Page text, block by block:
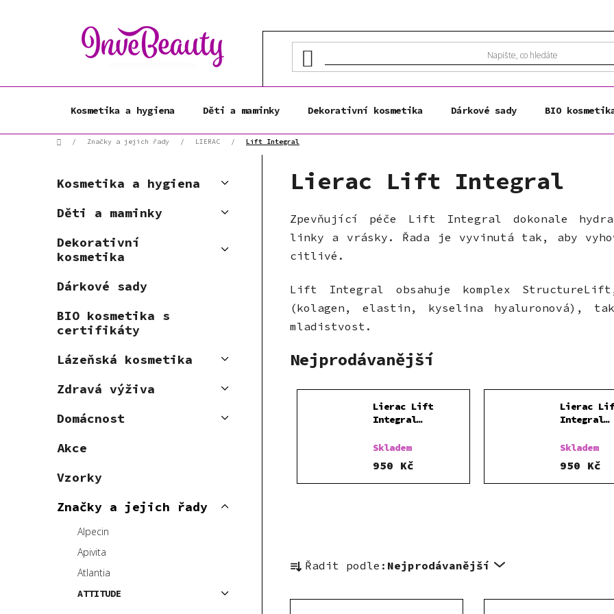
Kosmetika a hygiena Děti a maminky Dekorativní kosmetika Dárkové sady BIO
Domů/ Značky a jejich řady / LIERAC / Lift Integral
o
t
r
a
n
p
a
n
l
Přeskočit
kategorie
K
a
t
e
g
o
r
i
e
Kosmetika a hygiena
Děti a maminky
Dekorativní
kosmetika
Dárkové sady
BIO kosmetika s
certifikáty
Lázeňská kosmetika
Zdravá výživa
Domácnost
Akce
Vzorky
Značky a jejich řady
Alpecin
Apivita
Atlantia
ATTITUDE
Lierac Lift Integral
Zpevňující péče Lift Integral dokonale
linky a vrásky. Řada je vyvinutá tak, aby
citlivé.
Lift Integral obsahuje komplex StructureLif
(kolagen, elastin, kyselina hyaluronová),
mladistvost.
Nejprodávanější
Lierac Lift
Integral
krém 50 ml
Skladem
950 Kč
Lierac
Integral
noční
Skladem
950 Kč
a Řadit podle: Nejprodávanější
V